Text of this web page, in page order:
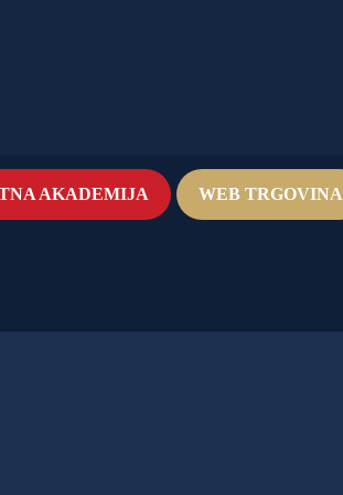
AKADEMIJA WEB TRGOVINA